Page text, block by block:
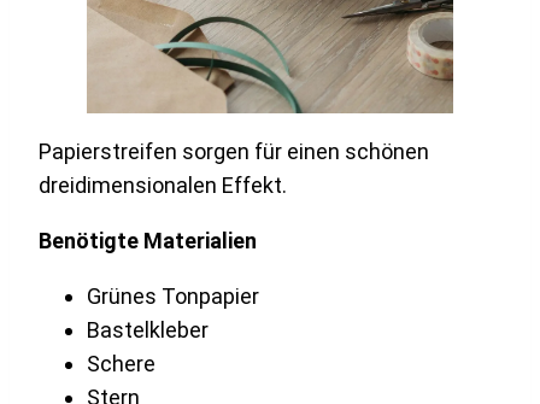
Papierstreifen sorgen für einen schönen
dreidimensionalen Effekt.
Benötigte Materialien
Grünes Tonpapier
Bastelkleber
Schere
Stern